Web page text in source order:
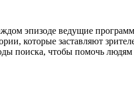
эпизоде ведущие
которые заставляют
поиска, чтобы помочь